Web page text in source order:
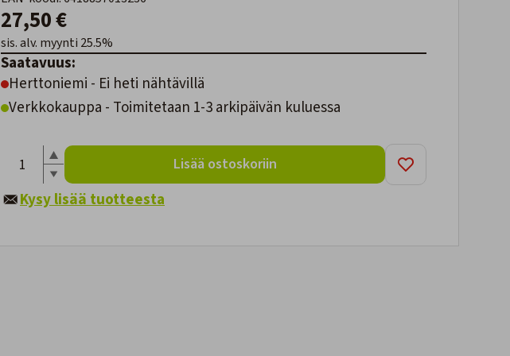
27,50 €
sis. alv. myynti 25.5%
Saatavuus:
Herttoniemi - Ei heti nähtävillä
Verkkokauppa - Toimitetaan 1-3 arkipäivän kuluessa
Lisää ostoskoriin
Kysy lisää tuotteesta